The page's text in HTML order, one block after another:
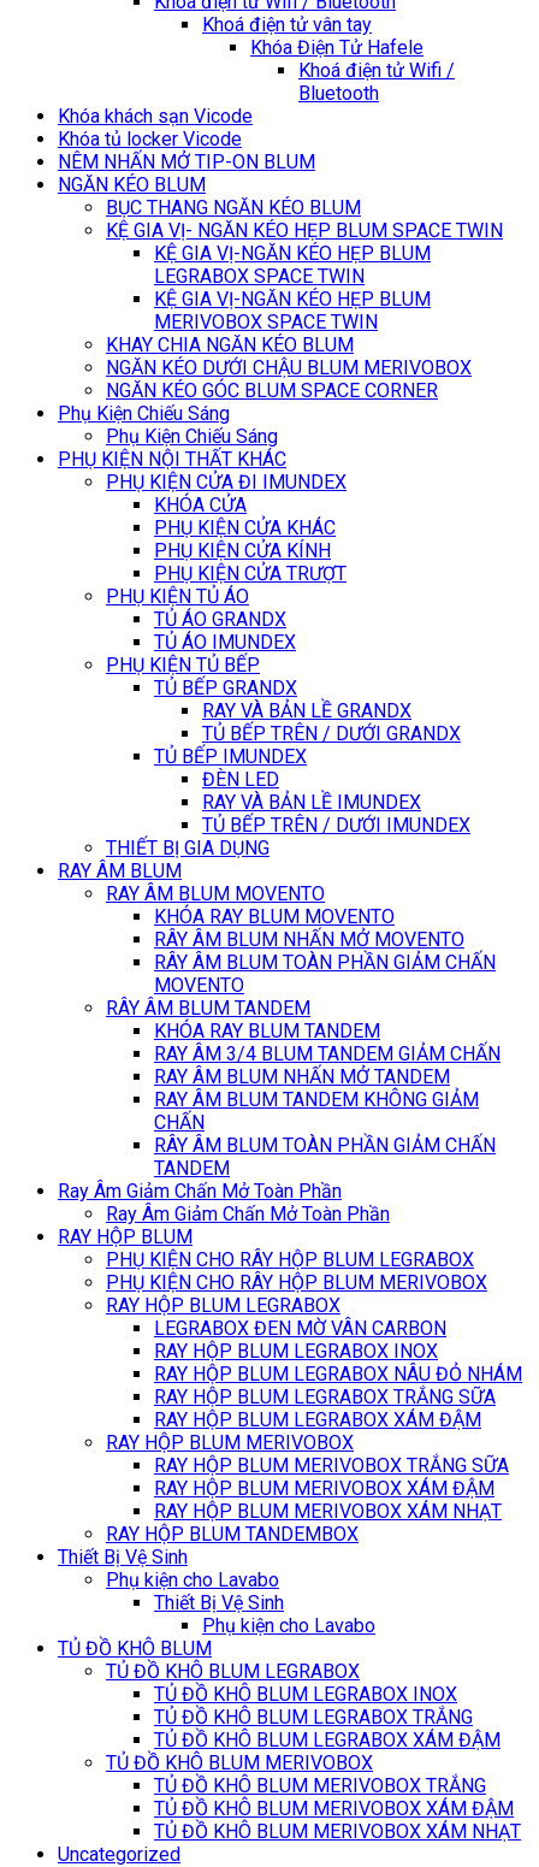
Khoá điện tử vân tay
Khóa Điện Tử Hafele
Khoá điện tử Wifi /
Bluetooth
Khóa khách sạn Vicode
Khóa tủ locker Vicode
NÊM NHẤN MỞ TIP-ON BLUM
NGĂN KÉO BLUM
BỤC THANG NGĂN KÉO BLUM
KỆ GIA VỊ- NGĂN KÉO HẸP BLUM SPACE TWIN
KỆ GIA VỊ-NGĂN KÉO HẸP BLUM
LEGRABOX SPACE TWIN
KỆ GIA VỊ-NGĂN KÉO HẸP BLUM
MERIVOBOX SPACE TWIN
KHAY CHIA NGĂN KÉO BLUM
NGĂN KÉO DƯỚI CHẬU BLUM MERIVOBOX
NGĂN KÉO GÓC BLUM SPACE CORNER
Phụ Kiện Chiếu Sáng
Phụ Kiện Chiếu Sáng
PHỤ KIỆN NỘI THẤT KHÁC
PHỤ KIỆN CỬA ĐI IMUNDEX
KHÓA CỬA
PHỤ KIỆN CỬA KHÁC
PHỤ KIỆN CỬA KÍNH
PHỤ KIỆN CỬA TRƯỢT
PHỤ KIỆN TỦ ÁO
TỦ ÁO GRANDX
TỦ ÁO IMUNDEX
PHỤ KIỆN TỦ BẾP
TỦ BẾP GRANDX
RAY VÀ BẢN LỀ GRANDX
TỦ BẾP TRÊN / DƯỚI GRANDX
TỦ BẾP IMUNDEX
ĐÈN LED
RAY VÀ BẢN LỀ IMUNDEX
TỦ BẾP TRÊN / DƯỚI IMUNDEX
THIẾT BỊ GIA DỤNG
RAY ÂM BLUM
RAY ÂM BLUM MOVENTO
KHÓA RAY BLUM MOVENTO
RÂY ÂM BLUM NHẤN MỞ MOVENTO
RÂY ÂM BLUM TOÀN PHẦN GIẢM CHẤN
MOVENTO
RÂY ÂM BLUM TANDEM
KHÓA RAY BLUM TANDEM
RAY ÂM 3/4 BLUM TANDEM GIẢM CHẤN
RAY ÂM BLUM NHẤN MỞ TANDEM
RAY ÂM BLUM TANDEM KHÔNG GIẢM
CHẤN
RÂY ÂM BLUM TOÀN PHẦN GIẢM CHẤN
TANDEM
Ray Âm Giảm Chấn Mở Toàn Phần
Ray Âm Giảm Chấn Mở Toàn Phần
RAY HỘP BLUM
PHỤ KIỆN CHO RÂY HỘP BLUM LEGRABOX
PHỤ KIỆN CHO RÂY HỘP BLUM MERIVOBOX
RAY HỘP BLUM LEGRABOX
LEGRABOX ĐEN MỜ VÂN CARBON
RAY HỘP BLUM LEGRABOX INOX
RAY HỘP BLUM LEGRABOX NÂU ĐỎ NHÁM
RAY HỘP BLUM LEGRABOX TRẮNG SỮA
RAY HỘP BLUM LEGRABOX XÁM ĐẬM
RAY HỘP BLUM MERIVOBOX
RAY HỘP BLUM MERIVOBOX TRẮNG SỮA
RAY HỘP BLUM MERIVOBOX XÁM ĐẬM
RAY HỘP BLUM MERIVOBOX XÁM NHẠT
RAY HỘP BLUM TANDEMBOX
Thiết Bị Vệ Sinh
Phụ kiện cho Lavabo
Thiết Bị Vệ Sinh
Phụ kiện cho Lavabo
TỦ ĐỒ KHÔ BLUM
TỦ ĐỒ KHÔ BLUM LEGRABOX
TỦ ĐỒ KHÔ BLUM LEGRABOX INOX
TỦ ĐỒ KHÔ BLUM LEGRABOX TRẮNG
TỦ ĐỒ KHÔ BLUM LEGRABOX XÁM ĐẬM
TỦ ĐỒ KHÔ BLUM MERIVOBOX
TỦ ĐỒ KHÔ BLUM MERIVOBOX TRẮNG
TỦ ĐỒ KHÔ BLUM MERIVOBOX XÁM ĐẬM
TỦ ĐỒ KHÔ BLUM MERIVOBOX XÁM NHẠT
Uncategorized